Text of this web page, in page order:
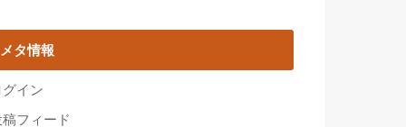
メタ情報
グイン
稿フィード